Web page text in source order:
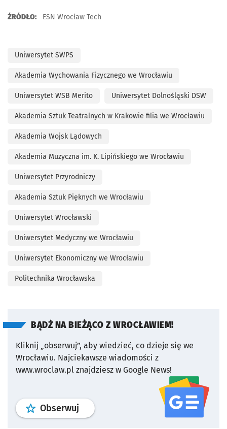
ŹRÓDŁO: ESN Wrocław Tech
Uniwersytet SWPS
Akademia Wychowania Fizycznego we Wrocławiu
Uniwersytet WSB Merito Uniwersytet Dolnośląski DSW
Akademia Sztuk Teatralnych w Krakowie filia we Wrocławiu
Akademia Wojsk Lądowych
Akademia Muzyczna im. K. Lipińskiego we Wrocławiu
Uniwersytet Przyrodniczy
Akademia Sztuk Pięknych we Wrocławiu
Uniwersytet Wrocławski
Uniwersytet Medyczny we Wrocławiu
Uniwersytet Ekonomiczny we Wrocławiu
Politechnika Wrocławska
BĄDŹ NA BIEŻĄCO Z WROCŁAWIEM!
Kliknij „obserwuj”, aby wiedzieć, co dzieje się we
Wrocławiu. Najciekawsze wiadomości z
www.wroclaw.pl znajdziesz w Google News!
Obserwuj profil serwisu